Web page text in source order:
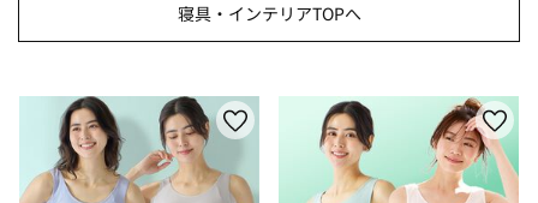
寝具・インテリアTOPへ